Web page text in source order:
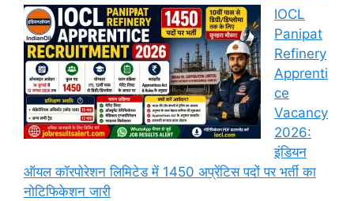
IOCL
Panipat
Refinery
Apprenti
ce
Vacancy
2026:
इंडियन
ऑयल कॉरपोरेशन लिमिटेड में 1450 अप्रेंटिस पदों पर भर्ती का
नोटिफिकेशन जारी